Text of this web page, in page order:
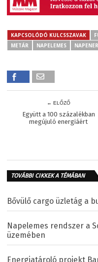
KAPCSOLÓDÓ KULCSSZAVAK
METÁR
NAPELEMES
← ELŐZŐ
Együtt a 100 százalékban
megújuló energiáért
TOVÁBBI CIKKEK A TÉMÁBAN
Bővülő cargo üzletág a
Napelemes rendszer a
üzemében
Energiatároló projekt